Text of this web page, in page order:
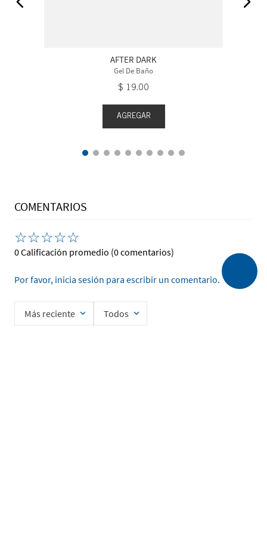
AFTER DARK
Gel De Baño
$ 19.00
AGREGAR
COMENTARIOS
☆☆☆☆☆
0 Calificación promedio (0 comentarios)
Por favor, inicia sesión para escribir un comentario.
Más reciente Todos